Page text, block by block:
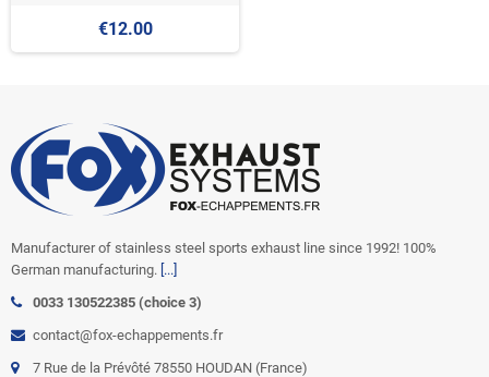
€12.00
Manufacturer of stainless steel sports exhaust line since 1992! 100%
German manufacturing. [...]
0033 130522385 (choice 3)
contact@fox-echappements.fr
7 Rue de la Prévôté 78550 HOUDAN (France)